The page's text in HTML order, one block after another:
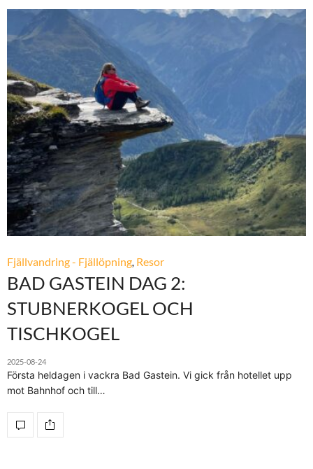
Fjällvandring - Fjällöpning, Resor
BAD GASTEIN DAG 2:
STUBNERKOGEL OCH
TISCHKOGEL
2025-08-24
Första heldagen i vackra Bad Gastein. Vi gick från hotellet upp
mot Bahnhof och till…